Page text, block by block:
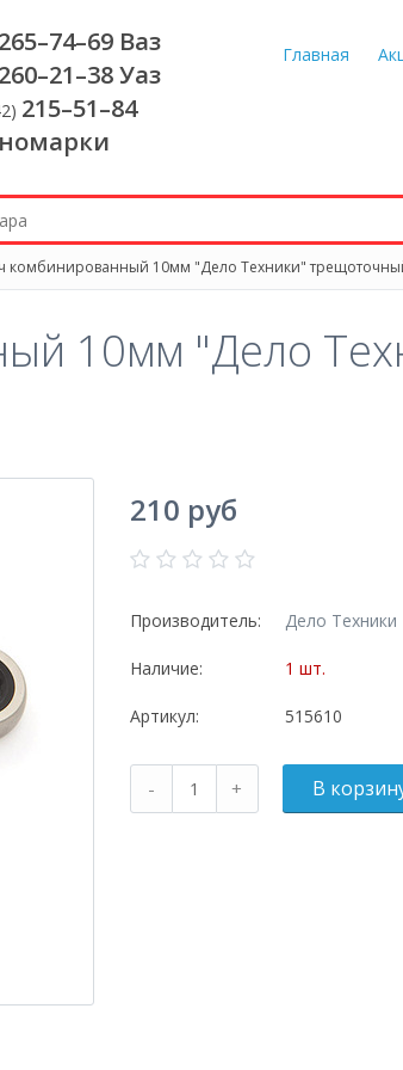
Главная
265–74–69 Ваз
260–21–38 Уаз
215–51–84
комбинированный 10мм "Дело Техники"
10мм "Дело
210 руб
Производитель: Дело Техники
Наличие: 1 шт.
Артикул: 515610